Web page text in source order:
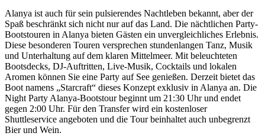
Alanya ist auch für sein pulsierendes Nachtleben bekannt, aber der
Spaß beschränkt sich nicht nur auf das Land. Die nächtlichen Party-
Bootstouren in Alanya bieten Gästen ein unvergleichliches Erlebnis.
Diese besonderen Touren versprechen stundenlangen Tanz, Musik
und Unterhaltung auf dem klaren Mittelmeer. Mit beleuchteten
Bootsdecks, DJ-Auftritten, Live-Musik, Cocktails und lokalen
Aromen können Sie eine Party auf See genießen. Derzeit bietet das
Boot namens „Starcraft“ dieses Konzept exklusiv in Alanya an. Die
Night Party Alanya-Bootstour beginnt um 21:30 Uhr und endet
gegen 2:00 Uhr. Für den Transfer wird ein kostenloser
Shuttleservice angeboten und die Tour beinhaltet auch unbegrenzt
Bier und Wein.